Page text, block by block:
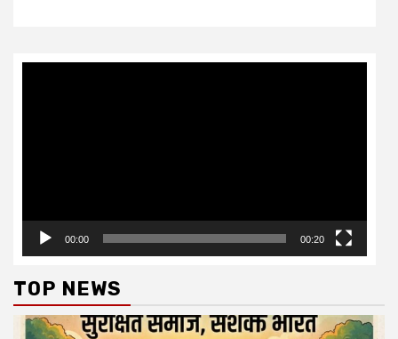
00:00 00:20
TOP NEWS